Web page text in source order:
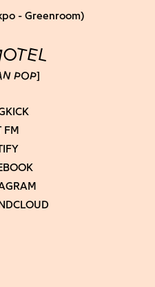
- Greenroom)
POP